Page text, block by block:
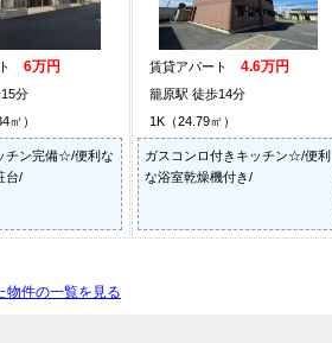
ト 6万円
分
㎡）
チン完備☆/便利な
台/
賃貸アパート 4.6万円
籠原駅 徒歩14分
1K（24.79㎡）
ガスコンロ付きキッチン☆/便利
な浴室乾燥機付き/
物件の一覧を見る